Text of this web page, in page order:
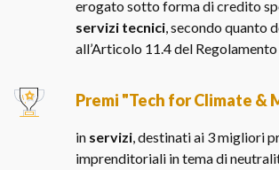
erogato sotto forma di credito
servizi tecnici, secondo quanto
all’Articolo 11.4 del
Premi "Tech for Climate &
in servizi, destinati ai 3 migliori
imprenditoriali in tema di